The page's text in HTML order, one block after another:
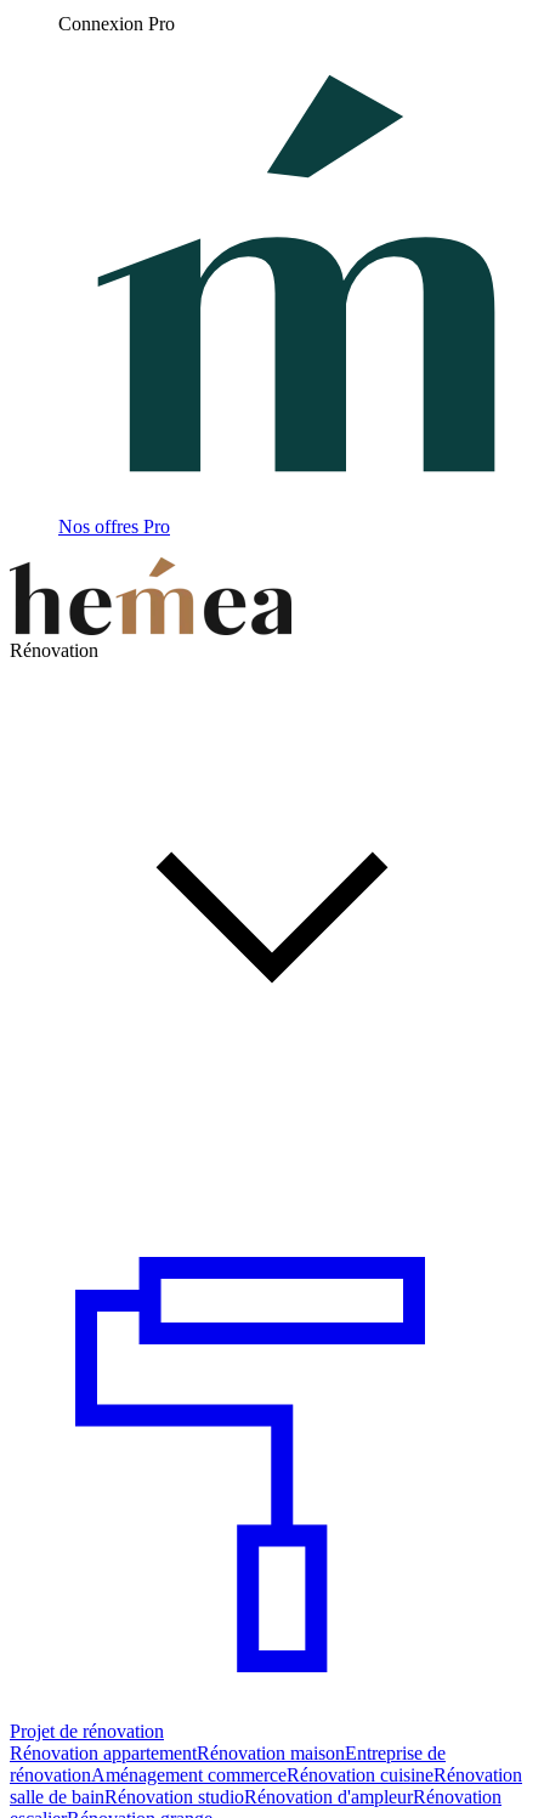
Connexion Pro
Nos offres Pro
Rénovation
Projet de rénovation
Rénovation appartementRénovation maisonEntreprise de
rénovationAménagement commerceRénovation cuisineRénovation
salle de bainRénovation studioRénovation d'ampleurRénovation